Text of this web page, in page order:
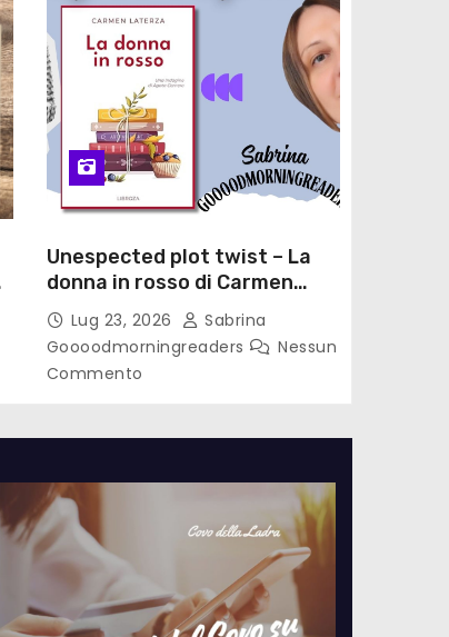
Unespected plot twist – La
donna in rosso di Carmen
Laterza
Lug 23, 2026
Sabrina
Goooodmorningreaders
Nessun
Commento